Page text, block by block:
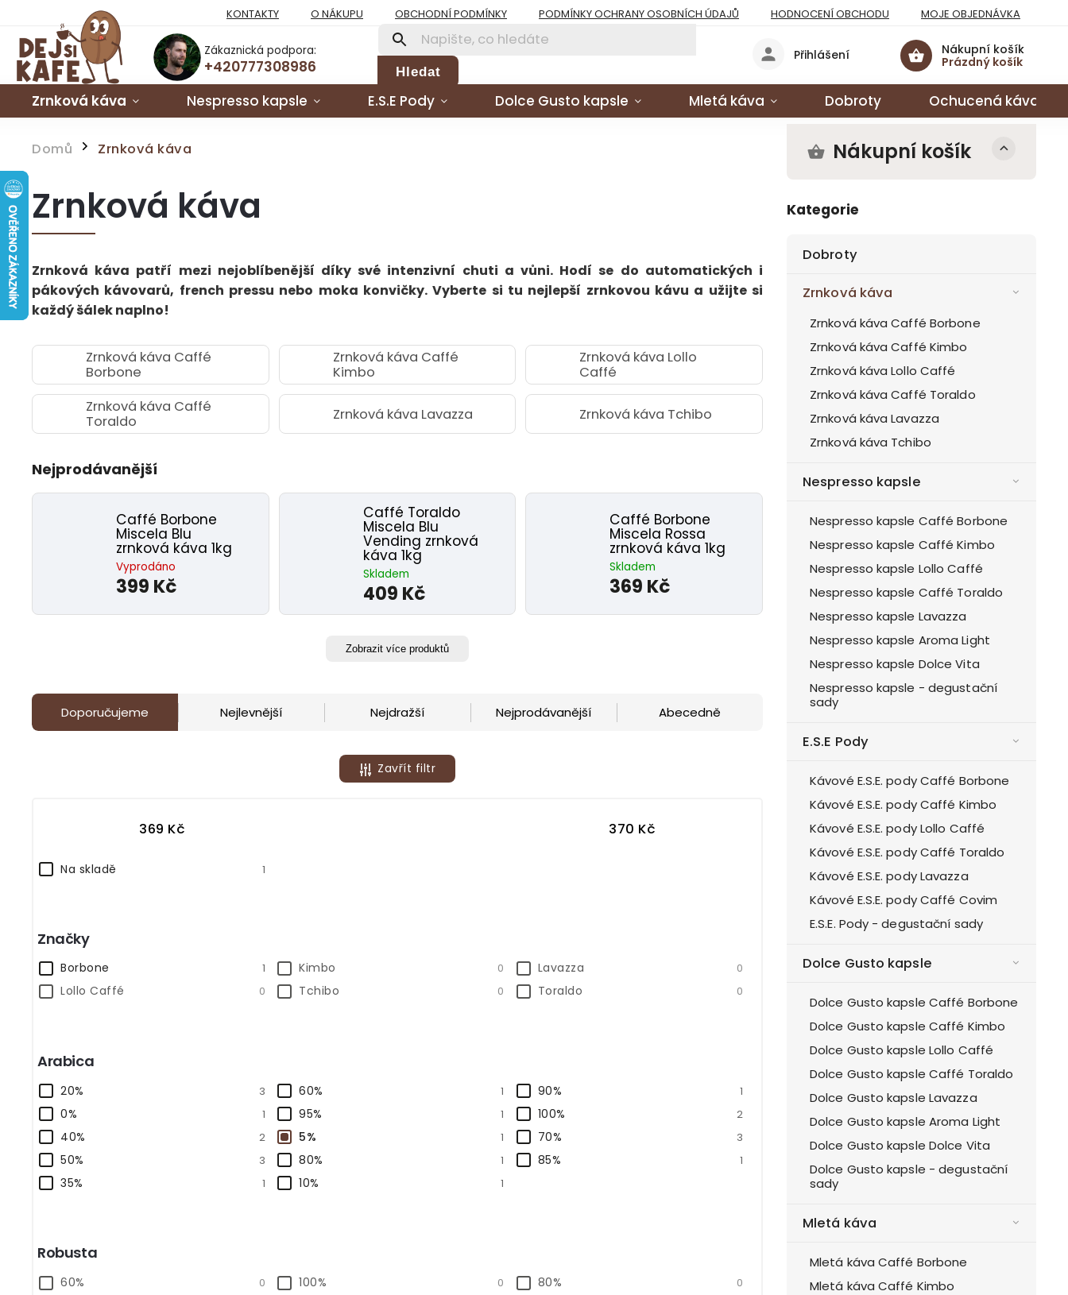
KONTAKTY O NÁKUPU OBCHODNÍ PODMÍNKY PODMÍNKY OCHRANY OSOBNÍCH ÚDAJŮ HODNOCENÍ OBCHODU MOJE OBJEDNÁVKA
Zákaznická podpora:
+420777308986 Hledat
Nákupní košík
Prázdný košík
Přihlášení
Zrnková káva Nespresso kapsle E.S.E Pody Dolce Gusto kapsle Mletá káva Dobroty Ochucená káva
Domů / Zrnková káva Nákupní košík
Kategorie
Dobroty
Zrnková káva
Zrnková káva Caffé Borbone
Zrnková káva Caffé Kimbo
Zrnková káva Lollo Caffé
Zrnková káva Caffé Toraldo
Zrnková káva Lavazza
Zrnková káva Tchibo
Nespresso kapsle
Nespresso kapsle Caffé Borbone
Nespresso kapsle Caffé Kimbo
Nespresso kapsle Lollo Caffé
Nespresso kapsle Caffé Toraldo
Nespresso kapsle Lavazza
Nespresso kapsle Aroma Light
Nespresso kapsle Dolce Vita
Nespresso kapsle - degustační
sady
E.S.E Pody
Kávové E.S.E. pody Caffé Borbone
Kávové E.S.E. pody Caffé Kimbo
Kávové E.S.E. pody Lollo Caffé
Kávové E.S.E. pody Caffé Toraldo
Kávové E.S.E. pody Lavazza
Kávové E.S.E. pody Caffé Covim
E.S.E. Pody - degustační sady
Dolce Gusto kapsle
Dolce Gusto kapsle Caffé Borbone
Dolce Gusto kapsle Caffé Kimbo
Dolce Gusto kapsle Lollo Caffé
Dolce Gusto kapsle Caffé Toraldo
Dolce Gusto kapsle Lavazza
Dolce Gusto kapsle Aroma Light
Dolce Gusto kapsle Dolce Vita
Dolce Gusto kapsle - degustační
sady
Mletá káva
Mletá káva Caffé Borbone
Mletá káva Caffé Kimbo
Zrnková káva
Zrnková káva patří mezi nejoblíbenější díky své intenzivní chuti a vůni. Hodí se do automatických i
pákových kávovarů, french pressu nebo moka konvičky. Vyberte si tu nejlepší zrnkovou kávu a užijte si
každý šálek naplno!
Zrnková káva Caffé
Borbone
Zrnková káva Caffé
Kimbo
Zrnková káva Lollo
Caffé
Zrnková káva Caffé
Toraldo
Zrnková káva Lavazza Zrnková káva Tchibo
Nejprodávanější
Caffé Borbone
Miscela Blu
zrnková káva 1kg
Vyprodáno
399 Kč
Caffé Toraldo
Miscela Blu
Vending zrnková
káva 1kg
Skladem
409 Kč
Caffé Borbone
Miscela Rossa
zrnková káva 1kg
Skladem
369 Kč
Zobrazit více produktů
Doporučujeme Nejlevnější Nejdražší Nejprodávanější Abecedně
Zavřít filtr
369 Kč 370 Kč
Na skladě 1
Značky
Borbone 1 Kimbo 0 Lavazza 0
Lollo Caffé 0 Tchibo 0 Toraldo 0
Arabica
20% 3 60% 1 90% 1
0% 1 95% 1 100% 2
40% 2 5% 1 70% 3
50% 3 80% 1 85% 1
35% 1 10% 1
Robusta
60% 0 100% 0 80% 0